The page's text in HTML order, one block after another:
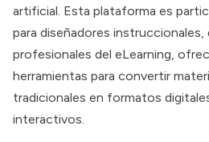
artificial. Esta plataforma es
para diseñadores
profesionales del eLearning,
herramientas para convertir
tradicionales en formatos
interactivos.